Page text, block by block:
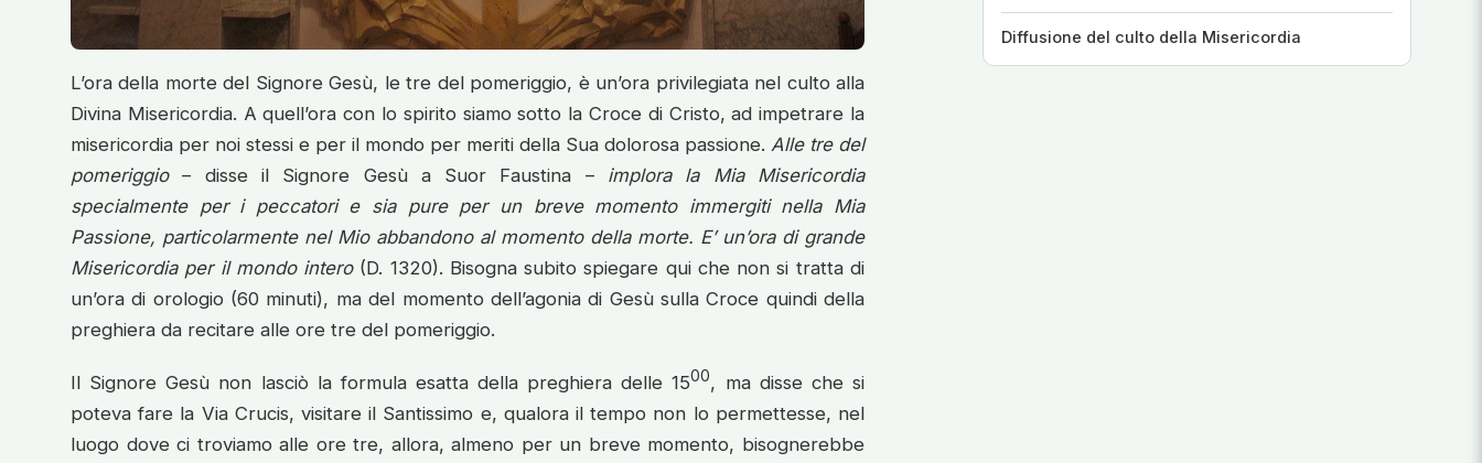
L’ora della morte del Signore Gesù, le tre del pomeriggio, è un’ora privilegiata nel culto alla
Divina Misericordia. A quell’ora con lo spirito siamo sotto la Croce di Cristo, ad impetrare la
misericordia per noi stessi e per il mondo per meriti della Sua dolorosa passione. Alle tre del
pomeriggio– disse il Signore Gesù a Suor Faustina – implora la Mia Misericordia
specialmente per i peccatori e sia pure per un breve momento immergiti nella Mia
Passione, particolarmente nel Mio abbandono al momento della morte. E’ un’ora di grande
Misericordia per il mondo intero(D. 1320). Bisogna subito spiegare qui che non si tratta di
un’ora di orologio (60 minuti), ma del momento dell’agonia di Gesù sulla Croce quindi della
preghiera da recitare alle ore tre del pomeriggio.
Il Signore Gesù non lasciò la formula esatta della preghiera delle 1500, ma disse che si
poteva fare la Via Crucis, visitare il Santissimo e, qualora il tempo non lo permettesse, nel
luogo dove ci troviamo alle ore tre, allora, almeno per un breve momento, bisognerebbe
Diffusione del culto della Misericordia